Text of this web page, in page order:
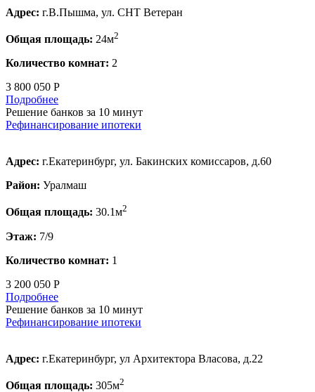
Адрес: г.В.Пышма, ул. СНТ Ветеран
Общая площадь: 24м2
Количество комнат: 2
3 800 050 Р
Подробнее
Решение банков за 10 минут
Рефинансирование ипотеки
Адрес: г.Екатеринбург, ул. Бакинских комиссаров, д.60
Район: Уралмаш
Общая площадь: 30.1м2
Этаж: 7/9
Количество комнат: 1
3 200 050 Р
Подробнее
Решение банков за 10 минут
Рефинансирование ипотеки
Адрес: г.Екатеринбург, ул Архитектора Власова, д.22
Общая площадь: 305м2